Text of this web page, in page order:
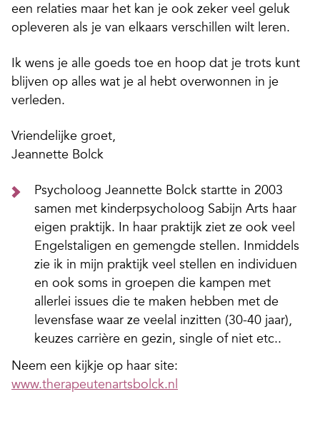
een relaties maar het kan je ook zeker veel geluk
opleveren als je van elkaars verschillen wilt leren.
Ik wens je alle goeds toe en hoop dat je trots kunt
blijven op alles wat je al hebt overwonnen in je
verleden.
Vriendelijke groet,
Jeannette Bolck
Psycholoog Jeannette Bolck startte in 2003
samen met kinderpsycholoog Sabijn Arts haar
eigen praktijk. In haar praktijk ziet ze ook veel
Engelstaligen en gemengde stellen. Inmiddels
zie ik in mijn praktijk veel stellen en individuen
en ook soms in groepen die kampen met
allerlei issues die te maken hebben met de
levensfase waar ze veelal inzitten (30-40 jaar),
keuzes carrière en gezin, single of niet etc..
Neem een kijkje op haar site:
www.therapeutenartsbolck.nl